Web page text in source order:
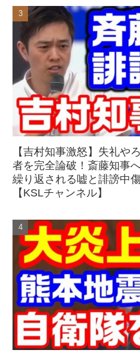
【吉村知事激怒】失礼や
者を完全論破！斎藤知事
繰り返される嘘と誹謗中
【KSLチャンネル】